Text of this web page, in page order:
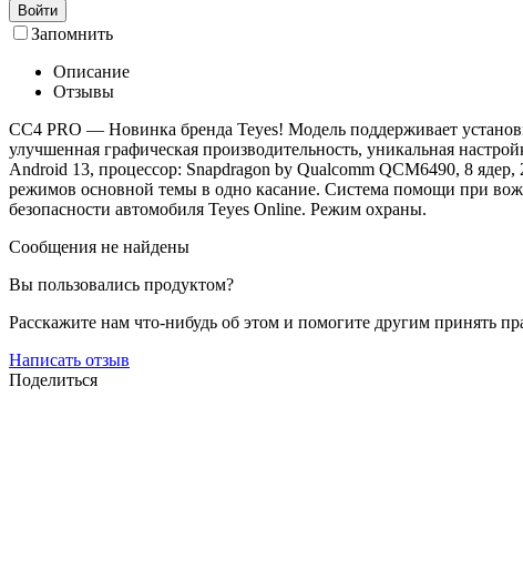
Войти
Запомнить
Описание
Отзывы
СС4 PRO — Новинка бренда Teyes! Модель поддерживает
улучшенная графическая производительность, уникальная
Android 13, процессор: Snapdragon by Qualcomm QCM6490, 8
режимов основной темы в одно касание. Система помощи при
безопасности автомобиля Teyes Online. Режим охраны.
Сообщения не найдены
Вы пользовались продуктом?
Расскажите нам что-нибудь об этом и помогите другим принять
Написать отзыв
Поделиться